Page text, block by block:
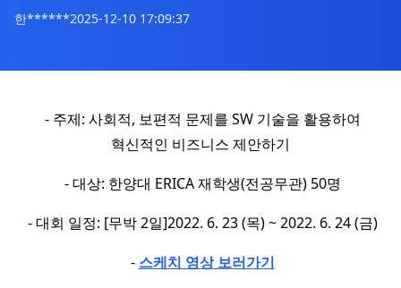
한******2025-12-10 17:09:37
- 주제: 사회적, 보편적 문제를 SW 기술을 활용하여
혁신적인 비즈니스 제안하기
- 대상: 한양대 ERICA 재학생(전공무관) 50명
- 대회 일정: [무박 2일]2022. 6. 23 (목) ~ 2022. 6. 24 (금)
- 스케치 영상 보러가기